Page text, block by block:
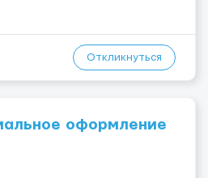
Откликнуться
оформление